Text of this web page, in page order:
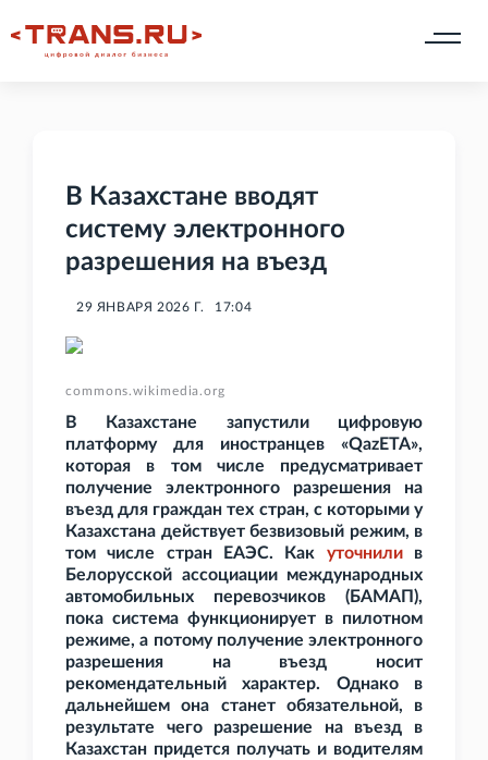
В Казахстане вводят
систему электронного
разрешения на въезд
29 ЯНВАРЯ 2026 Г. 17:04
commons.wikimedia.org
В Казахстане запустили цифровую
платформу для иностранцев «QazETA»,
которая в том числе предусматривает
получение электронного разрешения на
въезд для граждан тех стран, с которыми у
Казахстана действует безвизовый режим, в
том числе стран ЕАЭС. Как уточнилив
Белорусской ассоциации международных
автомобильных перевозчиков (БАМАП),
пока система функционирует в пилотном
режиме, а потому получение электронного
разрешения на въезд носит
рекомендательный характер. Однако в
дальнейшем она станет обязательной, в
результате чего разрешение на въезд в
Казахстан придется получать и водителям